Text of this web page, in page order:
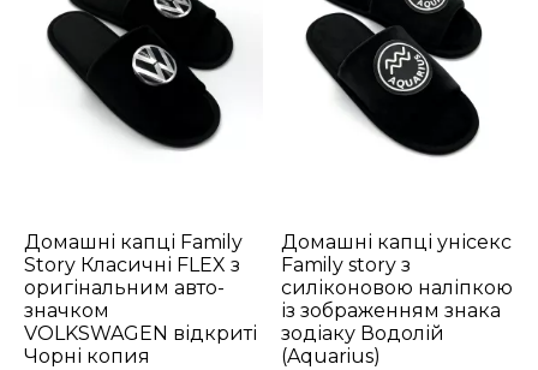
Домашні капці Family
Story Класичні FLEX з
оригінальним авто-
значком
VOLKSWAGEN відкриті
Чорні копия
Домашні капці унісекс
Family story з
силіконовою наліпкою
із зображенням знака
зодіаку Водолій
(Aquarius)